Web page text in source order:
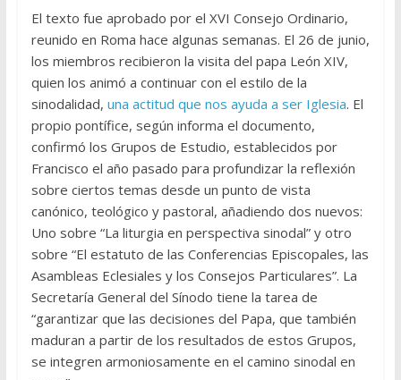
El texto fue aprobado por el XVI Consejo Ordinario,
reunido en Roma hace algunas semanas. El 26 de junio,
los miembros recibieron la visita del papa León XIV,
quien los animó a continuar con el estilo de la
sinodalidad, una actitud que nos ayuda a ser Iglesia. El
propio pontífice, según informa el documento,
confirmó los Grupos de Estudio, establecidos por
Francisco el año pasado para profundizar la reflexión
sobre ciertos temas desde un punto de vista
canónico, teológico y pastoral, añadiendo dos nuevos:
Uno sobre “La liturgia en perspectiva sinodal” y otro
sobre “El estatuto de las Conferencias Episcopales, las
Asambleas Eclesiales y los Consejos Particulares”. La
Secretaría General del Sínodo tiene la tarea de
“garantizar que las decisiones del Papa, que también
maduran a partir de los resultados de estos Grupos,
se integren armoniosamente en el camino sinodal en